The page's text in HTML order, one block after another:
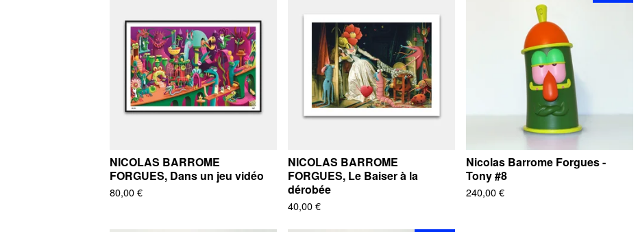
NICOLAS BARROME
FORGUES, Dans un jeu vidéo
80,00€
NICOLAS BARROME
FORGUES, Le Baiser à la
dérobée
40,00€
Nicolas Barrome Forgues -
Tony #8
240,00€